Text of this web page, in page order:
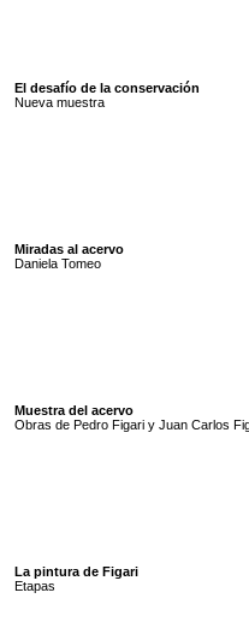
El desafío de la conservación
Nueva muestra
Miradas al acervo
Daniela Tomeo
Muestra del acervo
Obras de Pedro Figari y Juan Carlos
La pintura de Figari
Etapas